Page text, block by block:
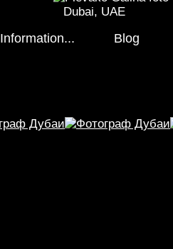
Dubai, UAE
Information... Blog